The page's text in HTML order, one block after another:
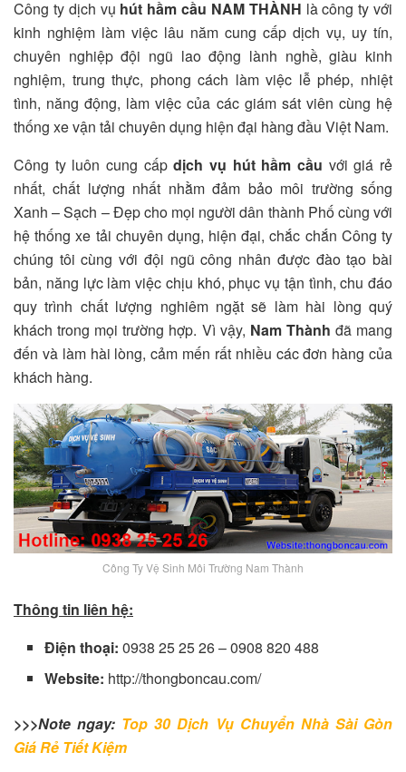
Công ty dịch vụ hút hầm cầu NAM THÀNH là công ty với
kinh nghiệm làm việc lâu năm cung cấp dịch vụ, uy tín,
chuyên nghiệp đội ngũ lao động lành nghề, giàu kinh
nghiệm, trung thực, phong cách làm việc lễ phép, nhiệt
tình, năng động, làm việc của các giám sát viên cùng hệ
thống xe vận tải chuyên dụng hiện đại hàng đầu Việt Nam.
Công ty luôn cung cấpdịch vụ hút hầm cầu với giá rẻ
nhất, chất lượng nhất nhằm đảm bảo môi trường sống
Xanh – Sạch – Đẹp cho mọi người dân thành Phố cùng với
hệ thống xe tải chuyên dụng, hiện đại, chắc chắn Công ty
chúng tôi cùng với đội ngũ công nhân được đào tạo bài
bản, năng lực làm việc chịu khó, phục vụ tận tình, chu đáo
quy trình chất lượng nghiêm ngặt sẽ làm hài lòng quý
khách trong mọi trường hợp. Vì vậy, Nam Thành đã mang
đến và làm hài lòng, cảm mến rất nhiều các đơn hàng của
khách hàng.
Công Ty Vệ Sinh Môi Trường Nam Thành
Thông tin liên hệ:
Điện thoại: 0938 25 25 26 – 0908 820 488
Website: http://thongboncau.com/
>>>Note ngay: Top 30 Dịch Vụ Chuyển Nhà Sài Gòn
Giá Rẻ Tiết Kiệm